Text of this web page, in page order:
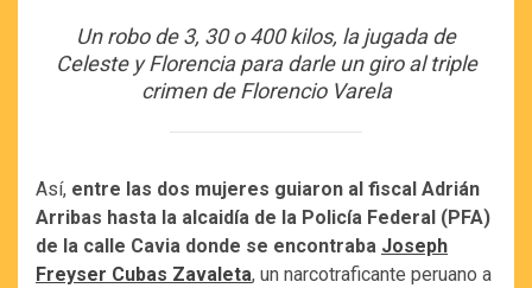
Un robo de 3, 30 o 400 kilos, la jugada de
Celeste y Florencia para darle un giro al triple
crimen de Florencio Varela
Así, entre las dos mujeres guiaron al fiscal Adrián
Arribas hasta la alcaidía de la Policía Federal (PFA)
de la calle Cavia donde se encontraba Joseph
Freyser Cubas Zavaleta, un narcotraficante peruano a